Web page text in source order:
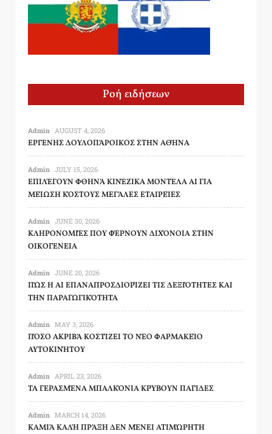
Ροή ειδήσεων
Admin AUGUST 4, 2026
ΕΡΓΈΝΗΣ ΔΟΥΛΟΠΆΡΟΙΚΟΣ ΣΤΗΝ ΑΘΉΝΑ
Admin JULY 15, 2026
ΕΠΙΛΈΓΟΥΝ ΦΘΗΝΆ ΚΙΝΈΖΙΚΑ ΜΟΝΤΈΛΑ AI ΓΙΑ
ΜΕΊΩΣΗ ΚΌΣΤΟΥΣ ΜΕΓΆΛΕΣ ΕΤΑΙΡΕΊΕΣ
Admin JUNE 30, 2026
ΚΛΗΡΟΝΟΜΙΈΣ ΠΟΥ ΦΈΡΝΟΥΝ ΔΙΧΌΝΟΙΑ ΣΤΗΝ
ΟΙΚΟΓΈΝΕΙΑ
Admin JUNE 20, 2026
ΠΏΣ Η AI ΕΠΑΝΑΠΡΟΣΔΙΟΡΊΖΕΙ ΤΙΣ ΔΕΞΙΌΤΗΤΕΣ ΚΑΙ
ΤΗΝ ΠΑΡΑΓΩΓΙΚΌΤΗΤΑ
Admin MAY 3, 2026
ΠΌΣΟ ΑΚΡΙΒΆ ΚΟΣΤΊΖΕΙ ΤΟ ΝΈΟ ΦΑΡΜΑΚΕΊΟ
ΑΥΤΟΚΙΝΉΤΟΥ
Admin APRIL 23, 2026
ΤΑ ΓΕΡΑΣΜΈΝΑ ΜΠΑΛΚΌΝΙΑ ΚΡΎΒΟΥΝ ΠΑΓΊΔΕΣ
Admin MARCH 14, 2026
ΚΑΜΙΆ ΚΑΛΉ ΠΡΆΞΗ ΔΕΝ ΜΈΝΕΙ ΑΤΙΜΏΡΗΤΗ